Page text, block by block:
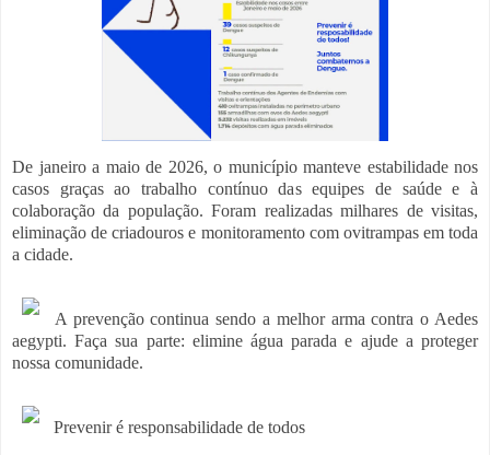
De janeiro a maio de 2026, o município manteve estabilidade nos
casos graças ao trabalho contínuo das equipes de saúde e à
colaboração da população. Foram realizadas milhares de visitas,
eliminação de criadouros e monitoramento com ovitrampas em toda
a cidade.
A prevenção continua sendo a melhor arma contra o Aedes
aegypti. Faça sua parte: elimine água parada e ajude a proteger
nossa comunidade.
Prevenir é responsabilidade de todos